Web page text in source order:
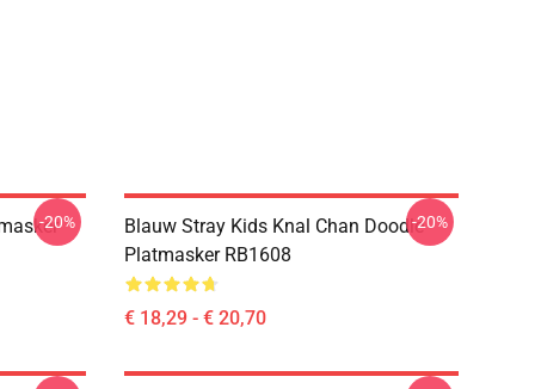
-20%
Blauw Stray Kids Knal Chan Doodle
Platmasker RB1608
€ 18,29 - € 20,70
-20%